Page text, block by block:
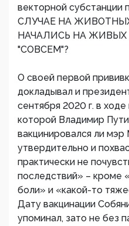
векторной
СЛУЧАЕ НА
НАЧАЛИСЬ НА ЖИВЫХ
"СОВСЕМ"?
О своей первой
докладывал и
сентября 2020 г. в
которой Владимир
вакцинировался ли
утвердительно и
практически не
последствий» – кроме
боли» и «какой-то
Дату вакцинации
упоминал, зато не без